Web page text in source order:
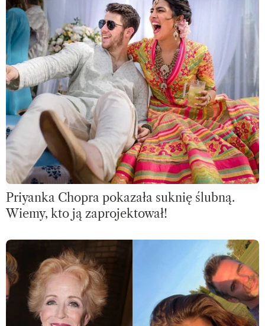
Priyanka Chopra pokazała suknię ślubną.
Wiemy, kto ją zaprojektował!